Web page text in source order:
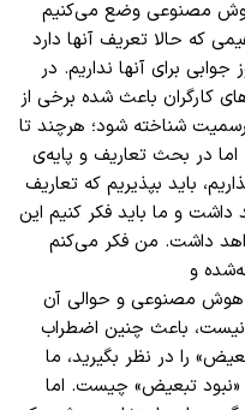
هوش مصنوعی وضع می‌کنیم
که حالا تعریف آنها دارد
برای آنها نداریم. در
کارگران باعث شده برخی از
شناخته شود؛ هرچند تا
در بحث تعاریف و پایه‌ی
باید بپذیریم که تعاریف
و ما باید فکر کنیم این
داشت. من فکر می‌کنم
و
هوش مصنوعی و حوالی آن
نیست، باعث چنین اضطراب
را در نظر بگیرید، ما
«نبود تبعیض» چیست. اما